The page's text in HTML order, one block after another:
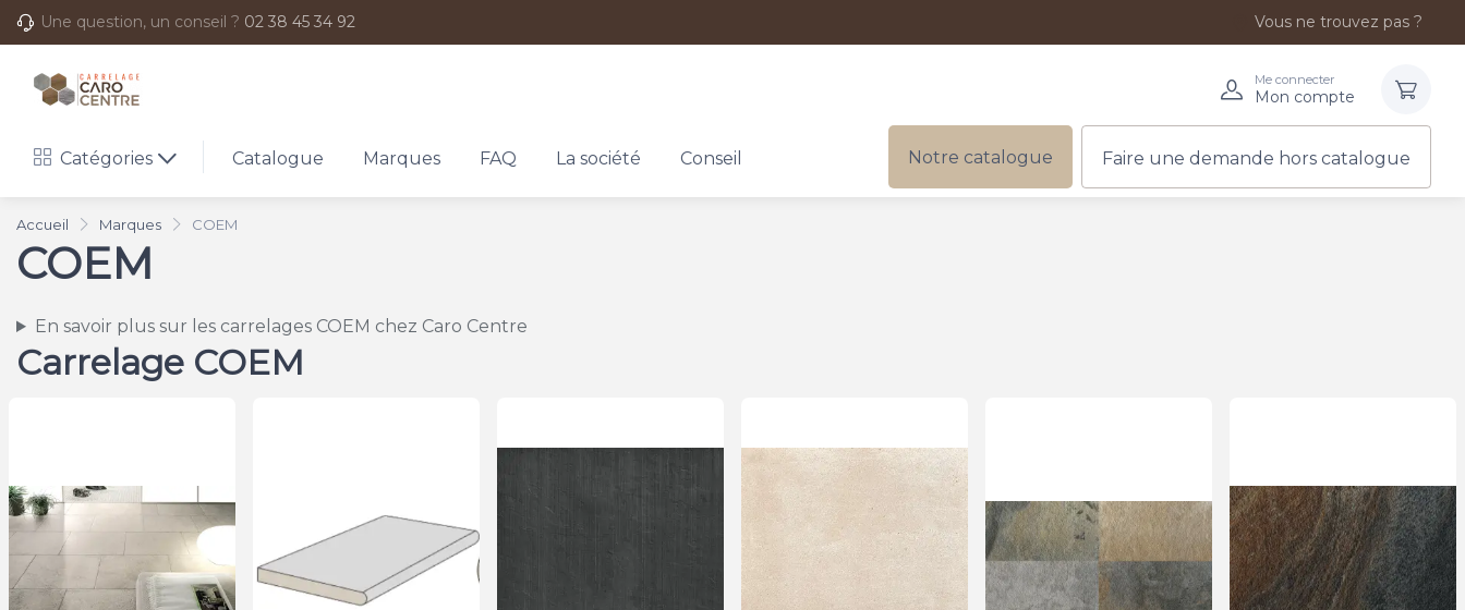
Une question, un conseil ? 02 38 45 34 92 Vous ne trouvez pas ?
Me connecter
Mon compte
Catégories Catalogue Marques FAQ La société Conseil Notre catalogue Faire une demande hors catalogue
Accueil Marques COEM
COEM
En savoir plus sur les carrelages COEM chez Caro Centre
Carrelage COEM